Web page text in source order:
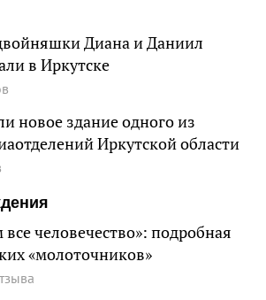
Диана и Даниил
в Иркутске
новое здание одного из
Иркутской области
человечество»: подробная
«молоточников»